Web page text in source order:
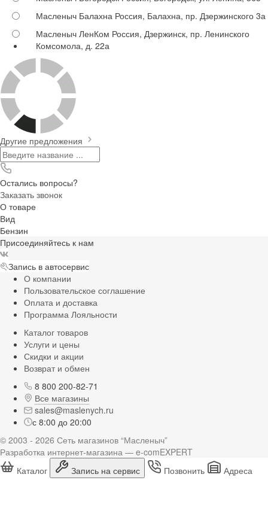
Масленыч Балахна Россия, Балахна, пр. Дзержинского 3а
Масленыч ЛенКом Россия, Дзержинск, пр. Ленинского
Комсомола, д. 22а
Другие предложения
Остались вопросы?
Заказать звонок
О товаре
Вид
Бензин
Присоединяйтесь к нам
Запись в автосервис
О компании
Пользовательское соглашение
Оплата и доставка
Программа Лояльности
Каталог товаров
Услуги и цены
Скидки и акции
Возврат и обмен
8 800 200-82-71
Все магазины
sales@maslenych.ru
с 8:00 до 20:00
© 2003 - 2026 Сеть магазинов “Масленыч”
Разработка интернет-магазина — e-comEXPERT
Каталог
Запись на сервис Позвонить Адреса